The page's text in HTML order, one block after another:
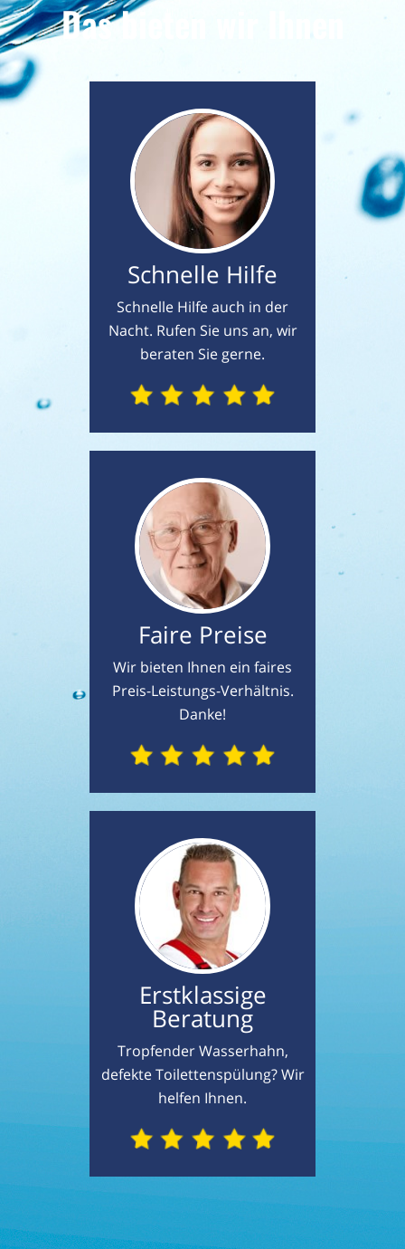
Das bieten wir Ihnen
Schnelle Hilfe
Schnelle Hilfe auch in der
Nacht. Rufen Sie uns an, wir
beraten Sie gerne.
Faire Preise
Wir bieten Ihnen ein faires
Preis-Leistungs-Verhältnis.
Danke!
Erstklassige
Beratung
Tropfender Wasserhahn,
defekte Toilettenspülung? Wir
helfen Ihnen.